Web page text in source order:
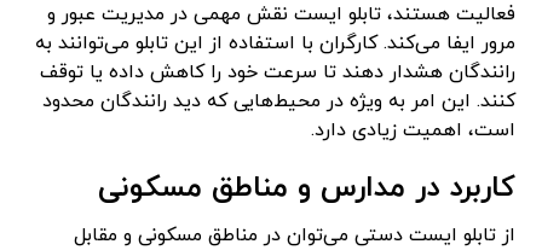
فعالیت هستند، تابلو ایست نقش مهمی در مدیریت عبور و
مرور ایفا می‌کند. کارگران با استفاده از این تابلو می‌توانند به
رانندگان هشدار دهند تا سرعت خود را کاهش داده یا توقف
کنند. این امر به ویژه در محیط‌هایی که دید رانندگان محدود
است، اهمیت زیادی دارد.
کاربرد در مدارس و مناطق مسکونی
از تابلو ایست دستی می‌توان در مناطق مسکونی و مقابل